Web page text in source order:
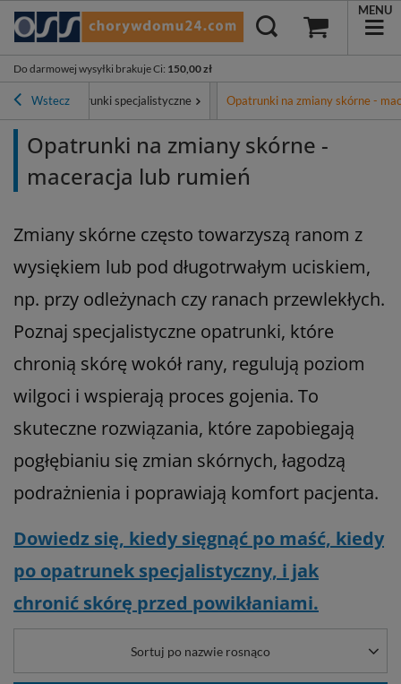
Do darmowej wysyłki brakuje Ci: 150,00 zł
MENU
WsteczOpatrunki specjalistyczne Opatrunki na zmiany skórne -
Opatrunki na zmiany skórne -
maceracja lub rumień
Zmiany skórne często towarzyszą ranom z
wysiękiem lub pod długotrwałym uciskiem,
np. przy odleżynach czy ranach przewlekłych.
Poznaj specjalistyczne opatrunki, które
chronią skórę wokół rany, regulują poziom
wilgoci i wspierają proces gojenia. To
skuteczne rozwiązania, które zapobiegają
pogłębianiu się zmian skórnych, łagodzą
podrażnienia i poprawiają komfort pacjenta.
Dowiedz się, kiedy sięgnąć po maść, kiedy
po opatrunek specjalistyczny, i jak
chronić skórę przed powikłaniami.
Sortuj po nazwie rosnąco